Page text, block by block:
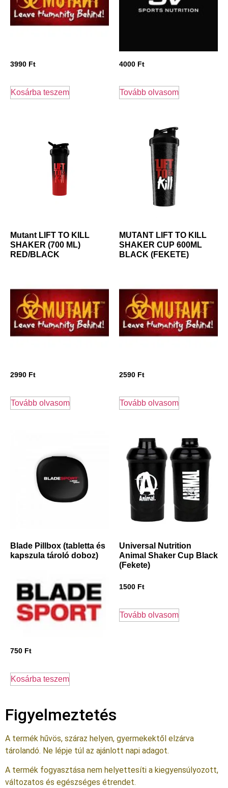
3990 Ft
Kosárba teszem
4000 Ft
Tovább olvasom
Mutant LIFT TO KILL
SHAKER (700 ML)
RED/BLACK
2990 Ft
Tovább olvasom
MUTANT LIFT TO KILL
SHAKER CUP 600ML
BLACK (FEKETE)
2590 Ft
Tovább olvasom
Blade Pillbox (tabletta és
kapszula tároló doboz)
750 Ft
Kosárba teszem
Universal Nutrition
Animal Shaker Cup Black
(Fekete)
1500 Ft
Tovább olvasom
Figyelmeztetés
A termék hűvös, száraz helyen, gyermekektől elzárva
tárolandó. Ne lépje túl az ajánlott napi adagot.
A termék fogyasztása nem helyettesíti a kiegyensúlyozott,
változatos és egészséges étrendet.